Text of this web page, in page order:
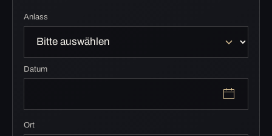
Anlass
Datum
Ort